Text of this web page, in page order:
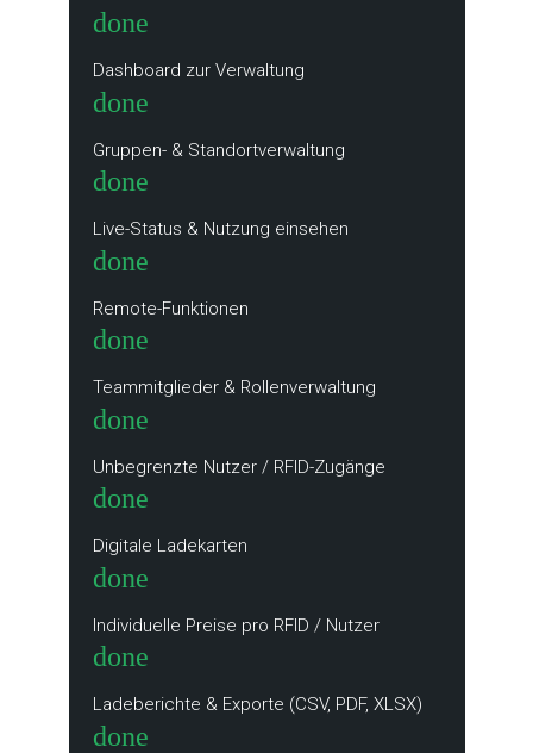
done
Dashboard zur Verwaltung
done
Gruppen- & Standortverwaltung
done
Live-Status & Nutzung einsehen
done
Remote-Funktionen
done
Teammitglieder & Rollenverwaltung
done
Unbegrenzte Nutzer / RFID-Zugänge
done
Digitale Ladekarten
done
Individuelle Preise pro RFID / Nutzer
done
Ladeberichte & Exporte (CSV, PDF, XLSX)
done